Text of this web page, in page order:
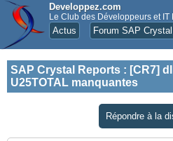
Developpez.com
Le Club des Développeurs et IT
Actus Forum SAP
SAP Crystal Reports : [CR7]
U25TOTAL manquantes
Répondre à la